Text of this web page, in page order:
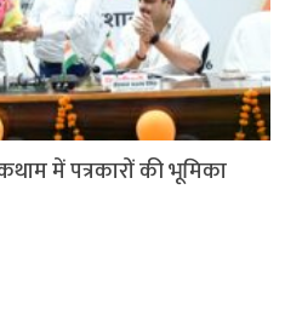
में पत्रकारों की भूमिका